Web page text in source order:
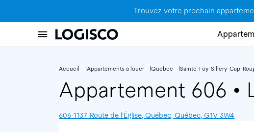
Trouvez votre prochain
Accueil Appartements à louer Québec Sainte-Foy-Sillery-Cap-
Appartement 606 •
606-1137 Route de l'Église, Québec, Québec, G1V 3W4